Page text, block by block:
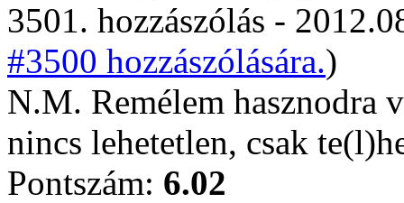
3501. hozzászólás -
#3500 hozzászólására.)
N.M. Remélem hasznodra
nincs lehetetlen, csak
Pontszám: 6.02